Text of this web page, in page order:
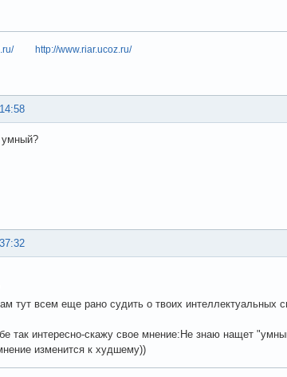
http://www.riar.ucoz.ru/
тут всем еще рано судить о твоих интеллектуальных
так интересно-скажу свое мнение:Не знаю нащет
изменится к худшему))